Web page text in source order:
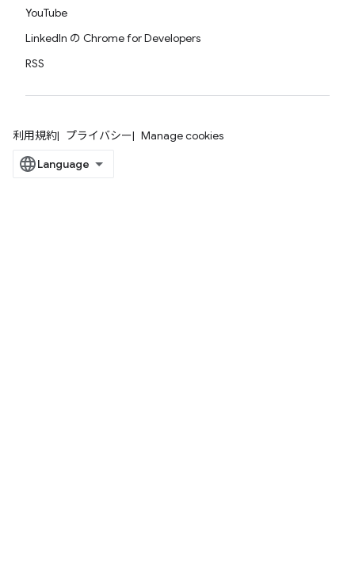
YouTube
LinkedIn の Chrome for Developers
RSS
利用規約 プライバシー Manage cookies